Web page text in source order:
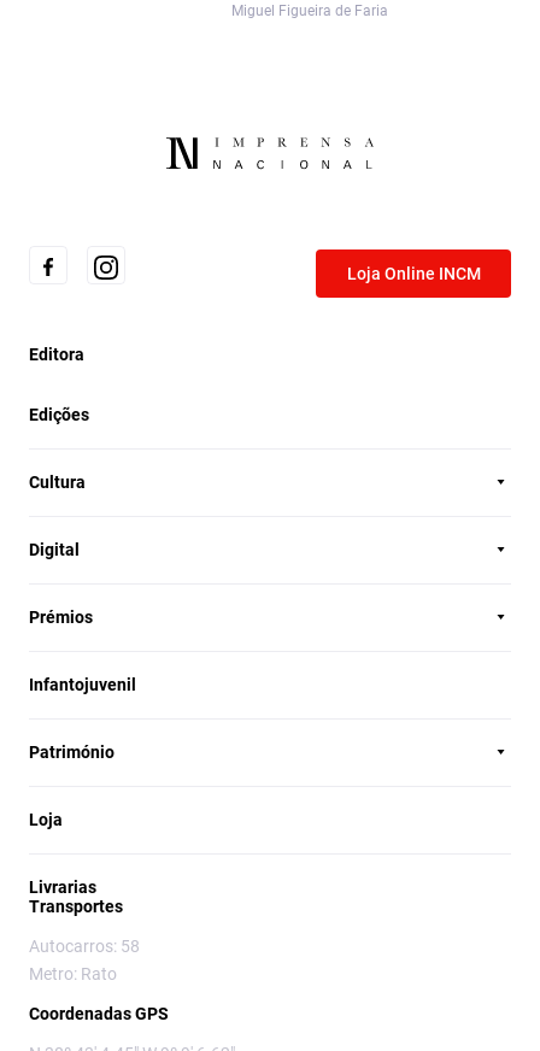
Miguel Figueira de Faria
Loja Online INCM
Editora
Edições
Cultura
Digital
Prémios
Infantojuvenil
Património
Loja
Livrarias
Transportes
Autocarros: 58
Metro: Rato
Coordenadas GPS